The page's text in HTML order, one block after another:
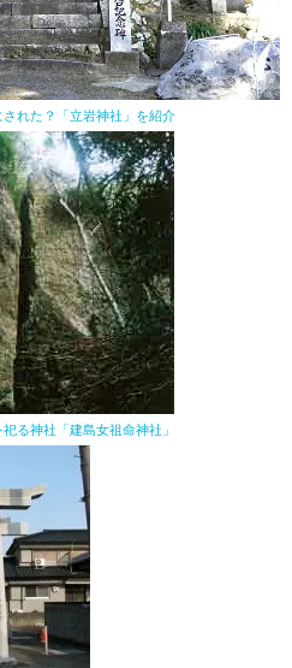
れた？「立岩神社」を紹介
る神社「建島女祖命神社」